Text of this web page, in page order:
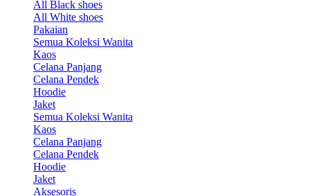
All Black shoes
All White shoes
Pakaian
Semua Koleksi Wanita
Kaos
Celana Panjang
Celana Pendek
Hoodie
Jaket
Semua Koleksi Wanita
Kaos
Celana Panjang
Celana Pendek
Hoodie
Jaket
Aksesoris